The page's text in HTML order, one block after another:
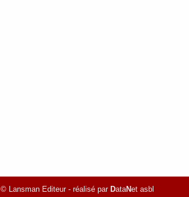
© Lansman Editeur - réalisé par DataNet asbl